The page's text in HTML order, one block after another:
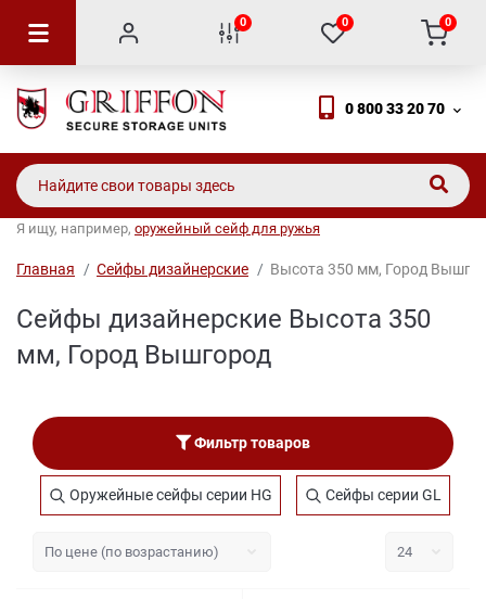
0 0 0
0 800 33 20 70
Я ищу, например, оружейный сейф для ружья
Главная Сейфы дизайнерские Высота 350 мм, Город
Сейфы дизайнерские Высота 350
мм, Город Вышгород
Фильтр товаров
Оружейные сейфы серии HG Сейфы серии GL